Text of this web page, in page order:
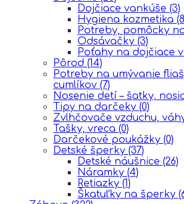
Dojčiace vankúše (3)
Hygiena kozmetika
Potreby, pomôcky
Odsávačky (3)
Poťahy na dojčiace
Pôrod (14)
Potreby na umývanie
cumlíkov (7)
Nosenie detí – šatky,
Tipy na darčeky (0)
Zvlhčovače vzduchu,
Tašky, vreca (0)
Darčekové poukážky (0)
Detské šperky (37)
Detské náušnice (26)
Náramky (4)
Retiazky (1)
Škatuľky na šperky